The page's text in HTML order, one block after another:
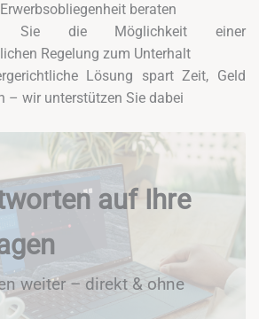
beraten
Sie die Möglichkeit einer
Regelung zum Unterhalt
Lösung spart Zeit, Geld
– wir unterstützen Sie dabei
auf Ihre
weiter – direkt & ohne